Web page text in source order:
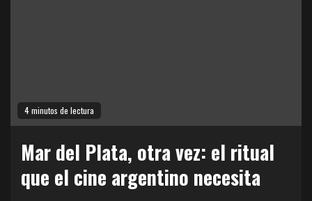
4 minutos de lectura
Mar del Plata, otra vez: el ritual
que el cine argentino necesita